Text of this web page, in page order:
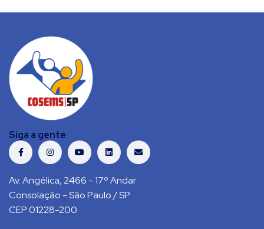
Siga a gente
Av. Angélica, 2466 - 17º Andar
Consolação - São Paulo / SP
CEP 01228-200